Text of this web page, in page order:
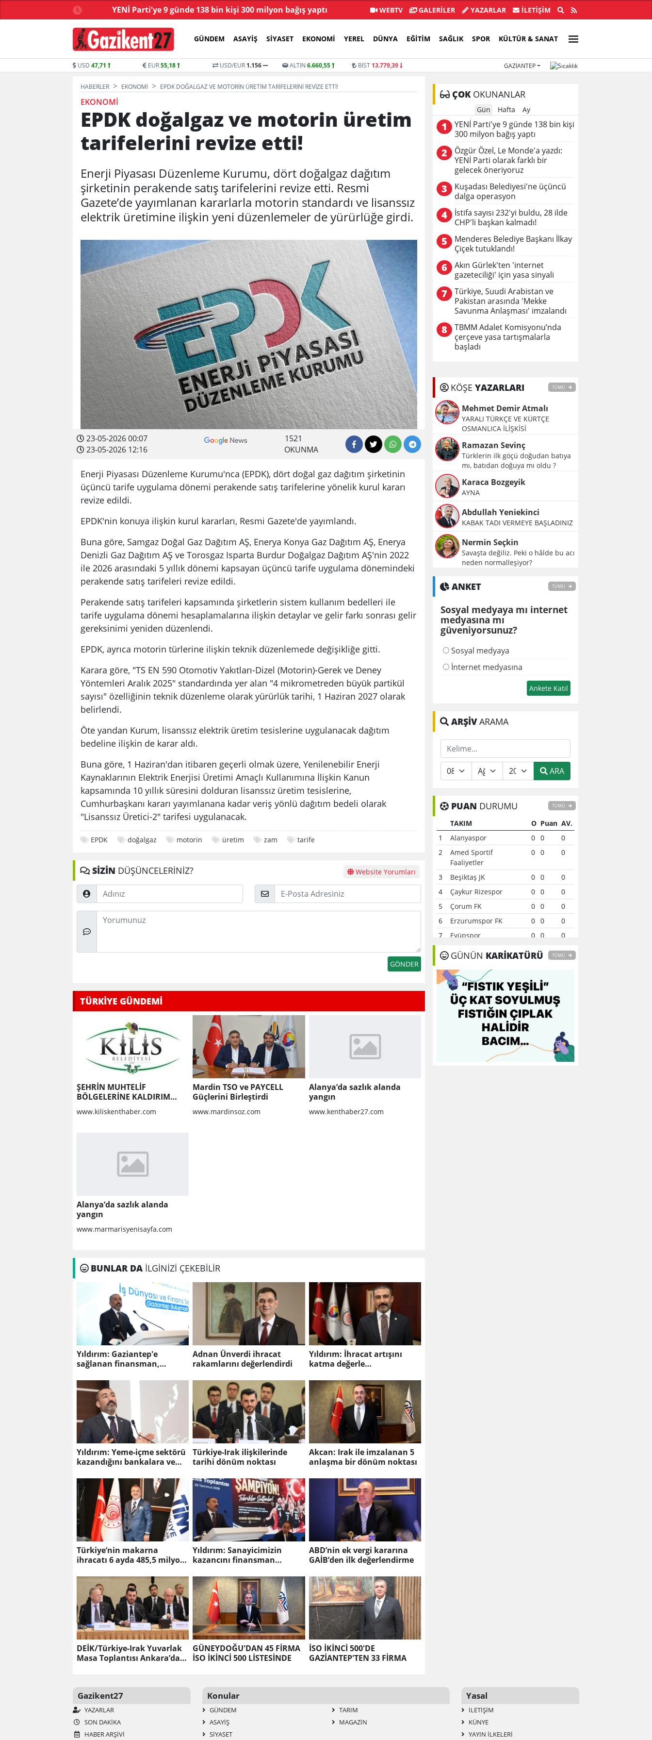
yasa tartışmalarla
başladı
YENİ Parti'ye 9 günde 138 bin kişi 300 milyon bağış yaptı Menderes Belediye Başkanı İlkay Çiçek tutuklandı!
WEBTV GALERİLER YAZARLAR İLETIŞIM
GÜNDEM ASAYIŞ SIYASET EKONOMI YEREL DÜNYA EĞITIM SAĞLIK SPOR KÜLTÜR & SANAT
USD 47,71 EUR55,18 USD/EUR 1.156 ALTIN 6.660,55 BİST 13.779,39 GAZIANTEP
HABERLER EKONOMI EPDK DOĞALGAZ VE MOTORIN ÜRETIM TARIFELERINI REVIZE ETTI!
EKONOMI
EPDK doğalgaz ve motorin üretim
tarifelerini revize etti!
Enerji Piyasası Düzenleme Kurumu, dört doğalgaz dağıtım
şirketinin perakende satış tarifelerini revize etti. Resmi
Gazete’de yayımlanan kararlarla motorin standardı ve lisanssız
elektrik üretimine ilişkin yeni düzenlemeler de yürürlüğe girdi.
23-05-2026 00:07
23-05-2026 12:16
1521
OKUNMA
Enerji Piyasası Düzenleme Kurumu'nca (EPDK), dört doğal gaz dağıtım şirketinin
üçüncü tarife uygulama dönemi perakende satış tarifelerine yönelik kurul kararı
revize edildi.
EPDK'nin konuya ilişkin kurul kararları, Resmi Gazete'de yayımlandı.
Buna göre, Samgaz Doğal Gaz Dağıtım AŞ, Enerya Konya Gaz Dağıtım AŞ, Enerya
Denizli Gaz Dağıtım AŞ ve Torosgaz Isparta Burdur Doğalgaz Dağıtım AŞ'nin 2022
ile 2026 arasındaki 5 yıllık dönemi kapsayan üçüncü tarife uygulama dönemindeki
perakende satış tarifeleri revize edildi.
Perakende satış tarifeleri kapsamında şirketlerin sistem kullanım bedelleri ile
tarife uygulama dönemi hesaplamalarına ilişkin detaylar ve gelir farkı sonrası gelir
gereksinimi yeniden düzenlendi.
EPDK, ayrıca motorin türlerine ilişkin teknik düzenlemede değişikliğe gitti.
Karara göre, "TS EN 590 Otomotiv Yakıtları-Dizel (Motorin)-Gerek ve Deney
Yöntemleri Aralık 2025" standardında yer alan "4 mikrometreden büyük partikül
sayısı" özelliğinin teknik düzenleme olarak yürürlük tarihi, 1 Haziran 2027 olarak
belirlendi.
Öte yandan Kurum, lisanssız elektrik üretim tesislerine uygulanacak dağıtım
bedeline ilişkin de karar aldı.
Buna göre, 1 Haziran'dan itibaren geçerli olmak üzere, Yenilenebilir Enerji
Kaynaklarının Elektrik Enerjisi Üretimi Amaçlı Kullanımına İlişkin Kanun
kapsamında 10 yıllık süresini dolduran lisanssız üretim tesislerine,
Cumhurbaşkanı kararı yayımlanana kadar veriş yönlü dağıtım bedeli olarak
"Lisanssız Üretici-2" tarifesi uygulanacak. ​​​​​​​
EPDK doğalgaz motorin üretim zam tarife
SİZİN DÜŞÜNCELERİNİZ? Website Yorumları
Adınız
Posta
Düşünceleriniz
TÜRKİYE GÜNDEMİ
ŞEHRİN MUHTELİF
BÖLGELERİNE KALDIRIM
YAPILMASI VE BOZULAN
KALDIRIMLARIN
www.kiliskenthaber.com
Mardin TSO ve PAYCELL
Güçlerini Birleştirdi
www.mardinsoz.com
Alanya’da sazlık alanda
yangın
www.kenthaber27.com
Alanya’da sazlık alanda
yangın
www.marmarisyenisayfa.com
BUNLAR DA İLGİNİZİ ÇEKEBİLİR
Yıldırım: Gaziantep'e
sağlanan finansman,
yapılan yatırımdır.
Adnan Ünverdi ihracat
rakamlarını değerlendirdi
Yıldırım: İhracat artışını
katma değerle
Yıldırım: Yeme-içme sektörü
kazandığını bankalara ve
Türkiye-Irak ilişkilerinde
tarihi dönüm noktası
Akcan: Irak ile imzalanan 5
anlaşma bir dönüm noktası
Türkiye’nin makarna
ihracatı 6 ayda 485,5 milyon
Yıldırım: Sanayicimizin
kazancını finansman
ABD’nin ek vergi kararına
GAİB’den ilk değerlendirme
DEİK/Türkiye-Irak Yuvarlak
Masa Toplantısı Ankara’da
GÜNEYDOĞU'DAN 45 FİRMA
İSO İKİNCİ 500 LİSTESİNDE
İSO İKİNCİ 500'DE
GAZİANTEP'TEN 33 FİRMA
ÇOKOKUNANLAR
Gün Hafta Ay
1
YENİ Parti'ye 9 günde 138 bin kişi
300 milyon bağış yaptı
2
Özgür Özel, Le Monde'a yazdı:
YENİ Parti olarak farklı bir
gelecek öneriyoruz
3
Kuşadası Belediyesi'ne üçüncü
dalga operasyon
4
İstifa sayısı 232'yi buldu, 28 ilde
CHP'li başkan kalmadı!
5
Menderes Belediye Başkanı İlkay
Çiçek tutuklandı!
6
Akın Gürlek'ten 'internet
gazeteciliği' için yasa sinyali
7
Türkiye, Suudi Arabistan ve
Pakistan arasında 'Mekke
Savunma Anlaşması' imzalandı
8
TBMM Adalet Komisyonu’nda
çerçeve yasa tartışmalarla
başladı
KÖŞE YAZARLARI TÜMÜ
Mehmet Demir Atmalı
YARALI TÜRKÇE VE KÜRTÇE
OSMANLICA İLİŞKİSİ
Ramazan Sevinç
Türklerin ilk göçü doğudan batıya
mı, batıdan doğuya mı oldu ?
Karaca Bozgeyik
AYNA
Abdullah Yeniekinci
KABAK TADI VERMEYE BAŞLADINIZ
Nermin Seçkin
Savaşta değiliz. Peki o hâlde bu acı
neden normalleşiyor?
ANKET TÜMÜ
Sosyal medyaya mı internet
medyasına mı
güveniyorsunuz?
Sosyal medyaya
İnternet medyasına
ARŞİVARAMA
ARA
PUAN DURUMU TÜMÜ
TAKIM O Puan AV.
1
Alanyaspor 0 0
0
2
Amed Sportif
Faaliyetler
0 0 0
3 Beşiktaş JK 0 0
0
4
Çaykur Rizespor 0 0
0
5
Çorum FK 0 0
0
6
Erzurumspor FK 0 0
0
7
Eyüpspor 0 0
0
8
Fenerbahçe 0
0
10 Gaziantep FK 0 0
Gençlerbirliği 0 0
Göztepe 0 0
Başakşehir FK
Kasımpaşa
0
0
0
GÜNÜN KARİKATÜRÜ TÜMÜ
Gazikent27
YAZARLAR
SON DAKIKA
HABER ARŞIVI
Konular
GÜNDEM
ASAYIŞ
SIYASET
TARIM
MAGAZIN
Yasal
İLETIŞIM
KÜNYE
YAYIN İLKELERI